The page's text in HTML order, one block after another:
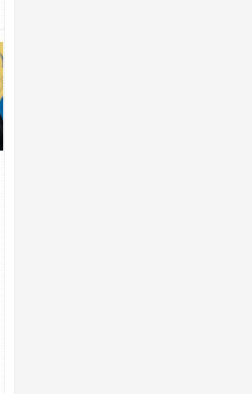
Росія атакувала Суми
торговельний центр,
Топпосадовцю